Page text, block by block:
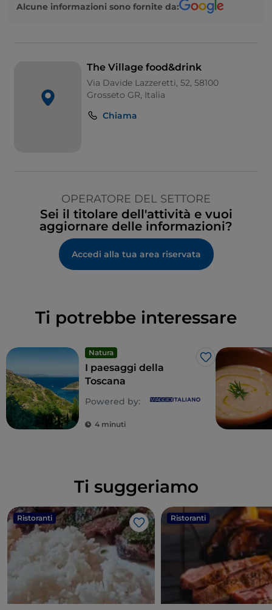
Alcune informazioni sono fornite da:
The Village food&drink
Via Davide Lazzeretti, 52, 58100
Grosseto GR, Italia
Chiama
OPERATORE DEL SETTORE
Sei il titolare dell'attività e vuoi
aggiornare delle informazioni?
Accedi alla tua area riservata
Ti potrebbe interessare
Natura
Like
I paesaggi della
Toscana
Powered by:
4 minuti
Ti suggeriamo
Ristoranti
Like
Ristoranti